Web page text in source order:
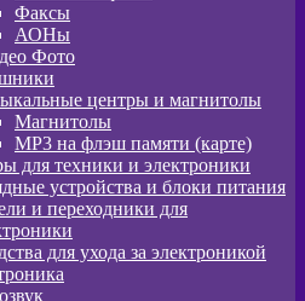
Факсы
АОНы
Фото
центры и магнитолы
Магнитолы
MP3 на флэш памяти (карте)
для техники и электроники
устройства и блоки питания
и переходники для
для ухода за электроникой